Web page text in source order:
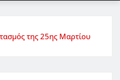
της 25ης Μαρτίου